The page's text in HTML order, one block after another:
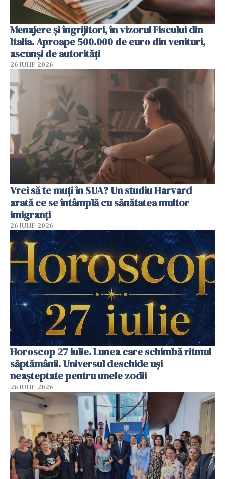
Menajere și îngrijitori, în vizorul Fiscului din
Italia. Aproape 500.000 de euro din venituri,
ascunși de autorități
26 IULIE 2026
Vrei să te muți în SUA? Un studiu Harvard
arată ce se întâmplă cu sănătatea multor
imigranți
26 IULIE 2026
Horoscop 27 iulie. Lunea care schimbă ritmul
săptămânii. Universul deschide uși
neașteptate pentru unele zodii
26 IULIE 2026